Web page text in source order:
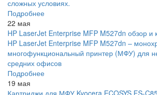
сложных условиях.
Подробнее
22 мая
HP LaserJet Enterprise MFP M527dn обзор и
HP LaserJet Enterprise MFP M527dn –
многофункциональный принтер (МФУ) для
средних офисов
Подробнее
19 мая